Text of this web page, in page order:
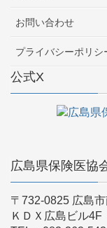
お問い合わせ
プライバシーポリシ
公式X
広島県保険医協
〒732-0825 広島
ＫＤＸ広島ビル4F